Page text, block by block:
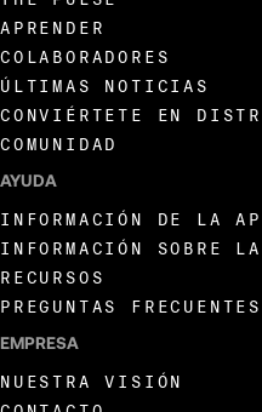
APRENDER
COLABORADORES
ÚLTIMAS NOTICIAS
CONVIÉRTETE EN
COMUNIDAD
AYUDA
INFORMACIÓN DE LA
INFORMACIÓN SOBRE
RECURSOS
PREGUNTAS FRECUENTES
EMPRESA
NUESTRA VISIÓN